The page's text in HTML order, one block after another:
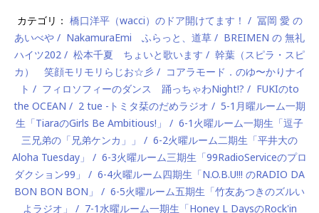
カテゴリ： 橋口洋平（wacci）のドア開けてます！
冨岡 愛 の
あいべや
NakamuraEmi ふらっと、道草
BREIMEN の 無礼
ハイツ202
松本千夏 ちょいと歌います
幹葉（スピラ・スピ
カ） 笑顔モリモリらじお☆彡
コアラモード．のゆ〜かりナイ
ト
フィロソフィーのダンス 踊っちゃわNight!?
FUKIのto
the OCEAN
2 tue -トミタ栞のだめラジオ
5-1月曜ルーム一期
生「TiaraのGirls Be Ambitious!」
6-1火曜ルーム一期生「逗子
三兄弟の「兄弟ケンカ」」
6-2火曜ルーム二期生「平井大の
Aloha Tuesday」
6-3火曜ルーム三期生「99RadioServiceのプロ
ダクション99」
6-4火曜ルーム四期生「N.O.B.U!!! のRADIO DA
BON BON BON」
6-5火曜ルーム五期生「竹友あつきのズルい
よラジオ」
7-1水曜ルーム一期生「Honey L DaysのRock'in